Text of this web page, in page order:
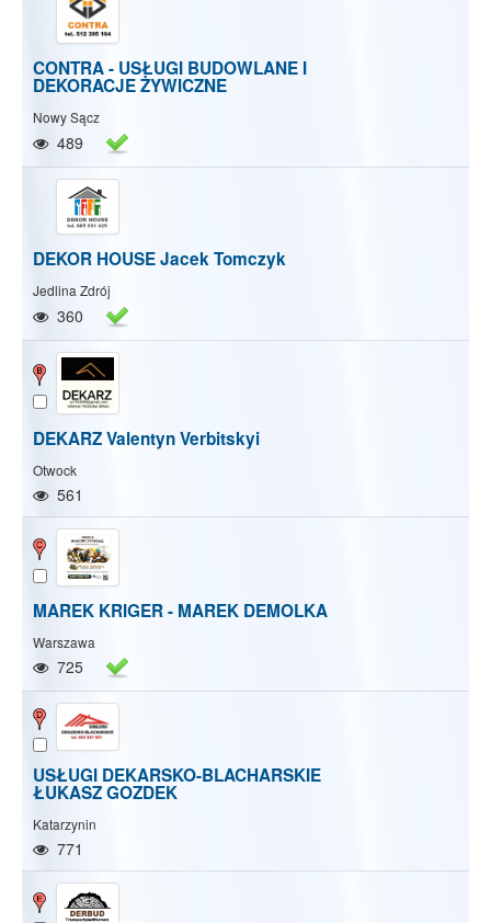
Pokaż/Ukryj mapę
CONTRA - USŁUGI BUDOWLANE I
DEKORACJE ŻYWICZNE
Nowy Sącz
489
DEKOR HOUSE Jacek Tomczyk
Jedlina Zdrój
360
DEKARZ Valentyn Verbitskyi
Otwock
561
MAREK KRIGER - MAREK DEMOLKA
Warszawa
725
USŁUGI DEKARSKO-BLACHARSKIE
ŁUKASZ GOZDEK
Katarzynin
771